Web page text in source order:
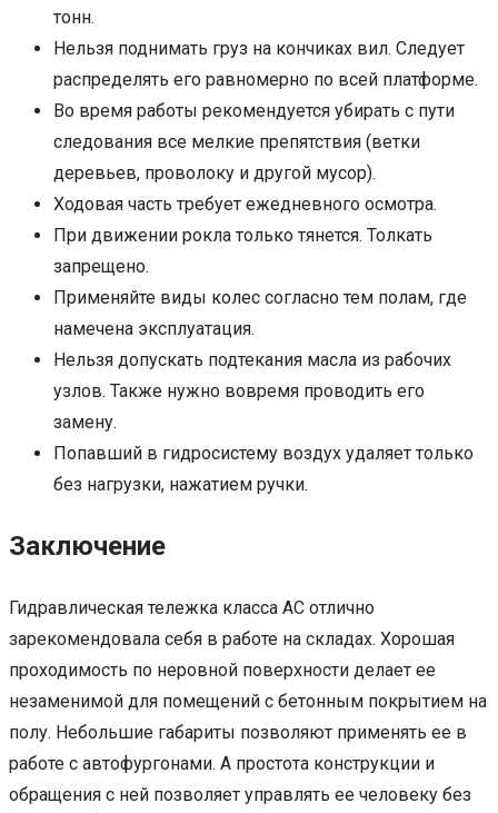
тонн.
Нельзя поднимать груз на кончиках вил. Следует
распределять его равномерно по всей платформе.
Во время работы рекомендуется убирать с пути
следования все мелкие препятствия (ветки
деревьев, проволоку и другой мусор).
Ходовая часть требует ежедневного осмотра.
При движении рокла только тянется. Толкать
запрещено.
Применяйте виды колес согласно тем полам, где
намечена эксплуатация.
Нельзя допускать подтекания масла из рабочих
узлов. Также нужно вовремя проводить его
замену.
Попавший в гидросистему воздух удаляет только
без нагрузки, нажатием ручки.
Заключение
Гидравлическая тележка класса АС отлично
зарекомендовала себя в работе на складах. Хорошая
проходимость по неровной поверхности делает ее
незаменимой для помещений с бетонным покрытием на
полу. Небольшие габариты позволяют применять ее в
работе с автофургонами. А простота конструкции и
обращения с ней позволяет управлять ее человеку без